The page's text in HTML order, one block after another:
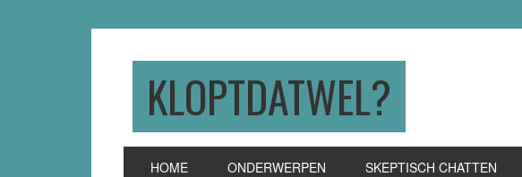
KLOPTDATWEL?
HOME ONDERWERPEN SKEPTISCH CHATTEN